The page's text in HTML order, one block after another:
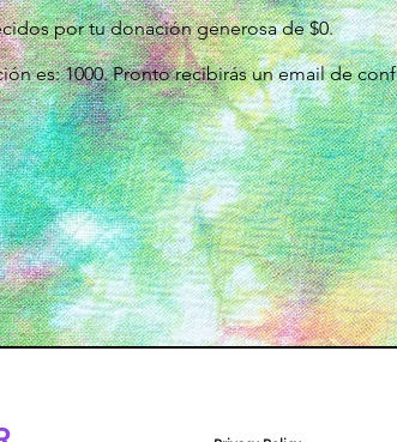
por tu donación generosa de $0.
es: 1000. Pronto recibirás un email de